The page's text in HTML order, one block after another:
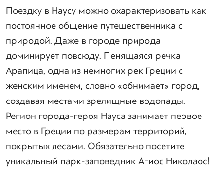
Поездку в Наусу можно охарактеризовать как
постоянное общение путешественника с
природой. Даже в городе природа
доминирует повсюду. Пенящаяся речка
Арапица, одна из немногих рек Греции с
женским именем, словно «обнимает» город,
создавая местами зрелищные водопады.
Регион города-героя Науса занимает первое
место в Греции по размерам территорий,
покрытых лесами. Обязательно посетите
уникальный парк-заповедник Агиос Николаос!